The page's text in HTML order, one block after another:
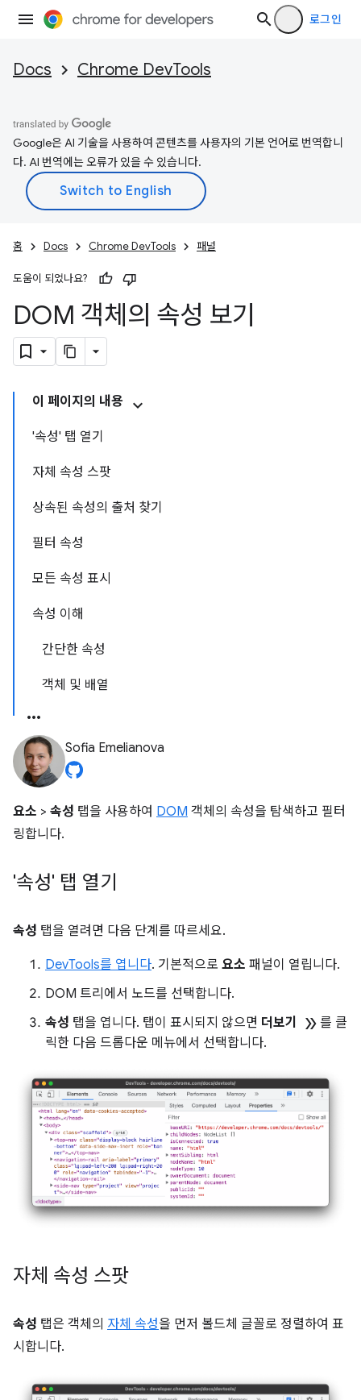
로그인
Docs Chrome DevTools
Google은 AI 기술을 사용하여 콘텐츠를 사용자의 기본 언어로 번역합니
다. AI 번역에는 오류가 있을 수 있습니다.
홈 Docs Chrome DevTools 패널
도움이 되었나요?
DOM 객체의 속성 보기
이 페이지의 내용
'속성' 탭 열기
자체 속성 스팟
상속된 속성의 출처 찾기
필터 속성
모든 속성 표시
속성 이해
간단한 속성
객체 및 배열
Sofia Emelianova
요소 > 속성 탭을 사용하여 DOM 객체의 속성을 탐색하고 필터
링합니다.
'속성' 탭 열기
속성 탭을 열려면 다음 단계를 따르세요.
DevTools를 엽니다. 기본적으로 요소 패널이 열립니다.
DOM 트리에서 노드를 선택합니다.
속성 탭을 엽니다. 탭이 표시되지 않으면 더보기 double_arrow 를 클
릭한 다음 드롭다운 메뉴에서 선택합니다.
자체 속성 스팟
속성 탭은 객체의 자체 속성을 먼저 볼드체 글꼴로 정렬하여 표
시합니다.